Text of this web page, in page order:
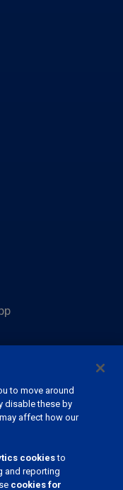
Belgien
to move around
disable these by
affect how our
cookiesto
and reporting
cookies for